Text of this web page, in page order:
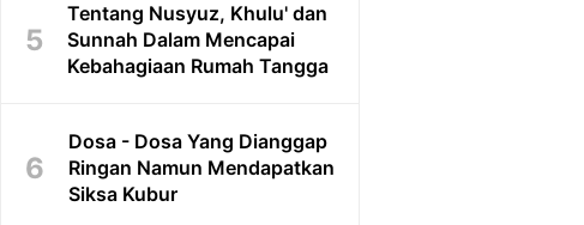
Tentang Nusyuz, Khulu' dan
Sunnah Dalam Mencapai
Kebahagiaan Rumah Tangga
Dosa - Dosa Yang Dianggap
Ringan Namun Mendapatkan
Siksa Kubur